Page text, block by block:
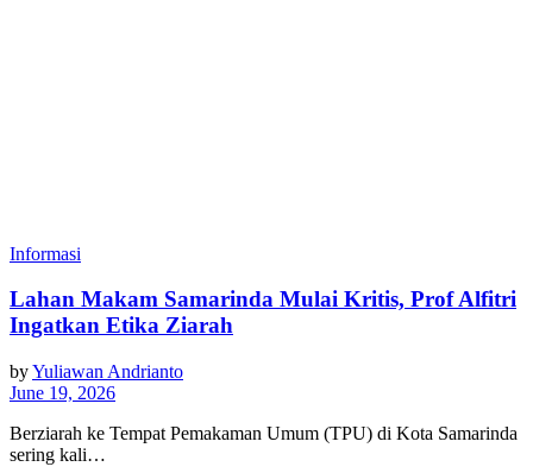
Informasi
Lahan Makam Samarinda Mulai Kritis, Prof Alfitri
Ingatkan Etika Ziarah
byYuliawan Andrianto
June 19, 2026
Berziarah ke Tempat Pemakaman Umum (TPU) di Kota Samarinda
sering kali…